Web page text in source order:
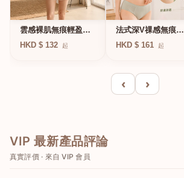
雲感裸肌無痕輕盈無
鋼圈內衣
HKD $ 132 起
法式深V祼感無痕果
凍軟支撐條無鋼圈內
HKD $ 161 起
‹ ›
VIP 最新產品評論
真實評價 · 來自 VIP 會員